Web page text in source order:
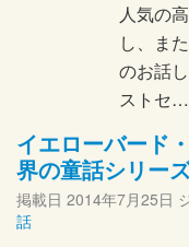
人気の
し、ま
のお話
ストセ…
イエローバード
界の童話シリー
掲載日 2014年7月25日
話